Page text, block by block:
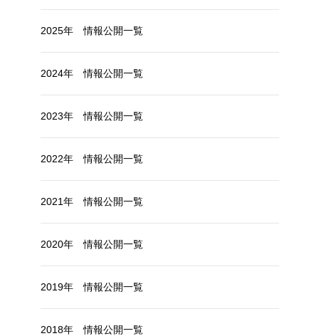
2025年 情報公開一覧
2024年 情報公開一覧
2023年 情報公開一覧
2022年 情報公開一覧
2021年 情報公開一覧
2020年 情報公開一覧
2019年 情報公開一覧
2018年 情報公開一覧